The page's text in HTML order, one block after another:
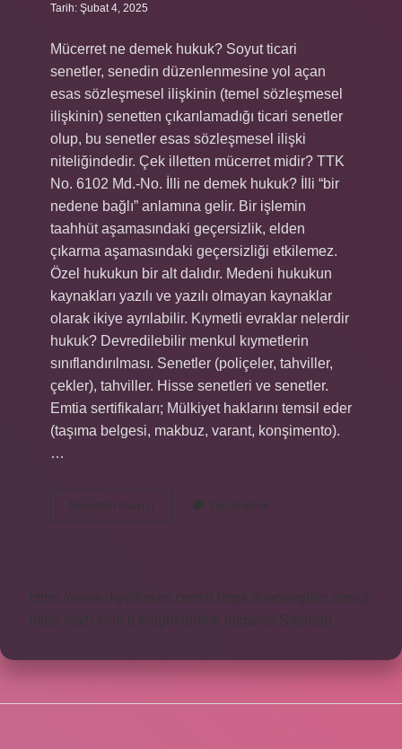
Tarih: Şubat 4, 2025
Mücerret ne demek hukuk? Soyut ticari
senetler, senedin düzenlenmesine yol açan
esas sözleşmesel ilişkinin (temel sözleşmesel
ilişkinin) senetten çıkarılamadığı ticari senetler
olup, bu senetler esas sözleşmesel ilişki
niteliğindedir. Çek illetten mücerret midir? TTK
No. 6102 Md.-No. İlli ne demek hukuk? İlli “bir
nedene bağlı” anlamına gelir. Bir işlemin
taahhüt aşamasındaki geçersizlik, elden
çıkarma aşamasındaki geçersizliği etkilemez.
Özel hukukun bir alt dalıdır. Medeni hukukun
kaynakları yazılı ve yazılı olmayan kaynaklar
olarak ikiye ayrılabilir. Kıymetli evraklar nelerdir
hukuk? Devredilebilir menkul kıymetlerin
sınıflandırılması. Senetler (poliçeler, tahviller,
çekler), tahviller. Hisse senetleri ve senetler.
Emtia sertifikaları; Mülkiyet haklarını temsil eder
(taşıma belgesi, makbuz, varant, konşimento).
…
Devamını okuyun
Mücerret
Yorum Bırak
https://www.diyetforum.com.tr
https://heceegitim.com.tr
https://eyh.com.tr
knight online nttgame Sitemap